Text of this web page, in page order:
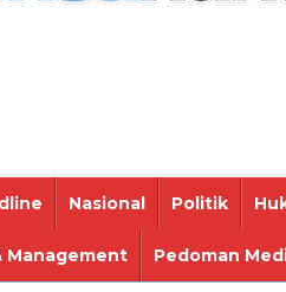
Nasional Politik
Management Pedoman